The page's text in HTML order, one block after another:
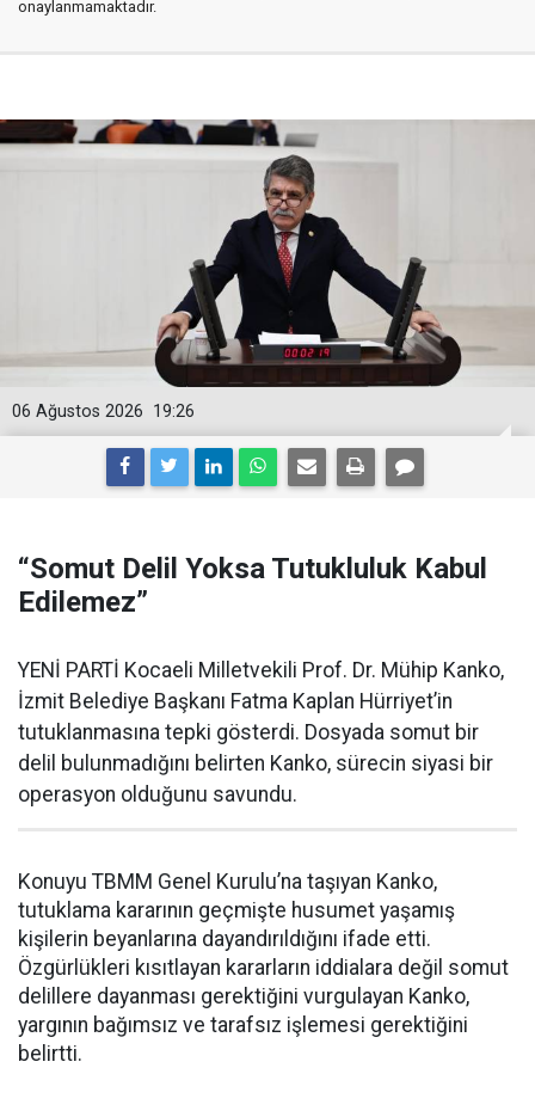
onaylanmamaktadır.
19:26
06 Ağustos 2026
“Somut Delil Yoksa Tutukluluk Kabul
Edilemez”
YENİ PARTİ Kocaeli Milletvekili Prof. Dr. Mühip Kanko,
İzmit Belediye Başkanı Fatma Kaplan Hürriyet’in
tutuklanmasına tepki gösterdi. Dosyada somut bir
delil bulunmadığını belirten Kanko, sürecin siyasi bir
operasyon olduğunu savundu.
Konuyu TBMM Genel Kurulu’na taşıyan Kanko,
tutuklama kararının geçmişte husumet yaşamış
kişilerin beyanlarına dayandırıldığını ifade etti.
Özgürlükleri kısıtlayan kararların iddialara değil somut
delillere dayanması gerektiğini vurgulayan Kanko,
yargının bağımsız ve tarafsız işlemesi gerektiğini
belirtti.